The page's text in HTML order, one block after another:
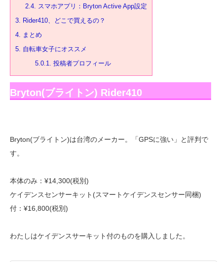
2.4. スマホアプリ：Bryton Active App設定
3. Rider410、どこで買えるの？
4. まとめ
5. 自転車女子にオススメ
5.0.1. 投稿者プロフィール
Bryton(ブライトン) Rider410
Bryton(ブライトン)は台湾のメーカー。「GPSに強い」と評判で
す。
本体のみ：¥14,300(税別)
ケイデンスセンサーキット(スマートケイデンスセンサー同梱)
付：¥16,800(税別)
わたしはケイデンスサーキット付のものを購入しました。